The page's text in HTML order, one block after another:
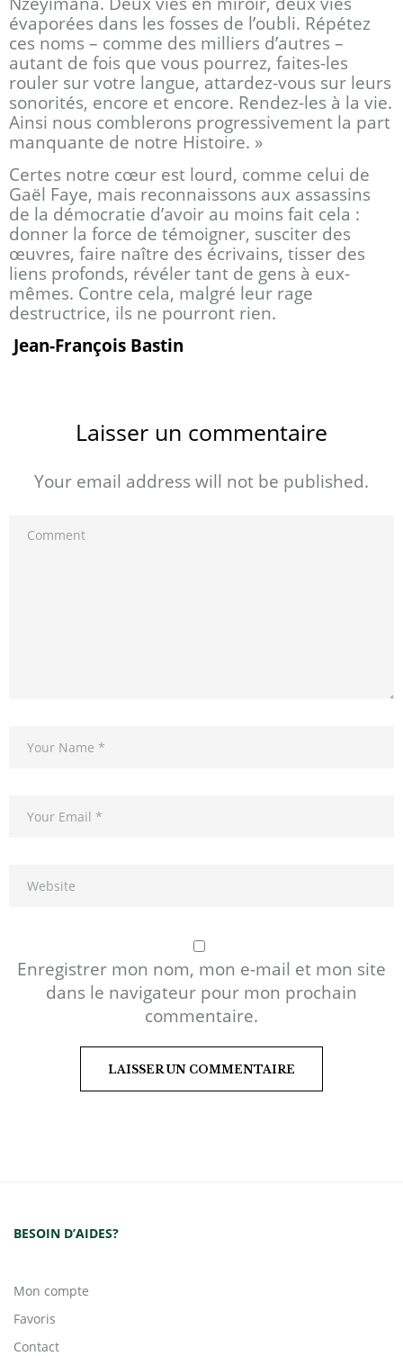
évaporées dans les fosses de l’oubli. Répétez
ces noms – comme des milliers d’autres –
autant de fois que vous pourrez, faites-les
rouler sur votre langue, attardez-vous sur leurs
sonorités, encore et encore. Rendez-les à la vie.
Ainsi nous comblerons progressivement la part
manquante de notre Histoire. »
Certes notre cœur est lourd, comme celui de
Gaël Faye, mais reconnaissons aux assassins
de la démocratie d’avoir au moins fait cela :
donner la force de témoigner, susciter des
œuvres, faire naître des écrivains, tisser des
liens profonds, révéler tant de gens à eux-
mêmes. Contre cela, malgré leur rage
destructrice, ils ne pourront rien.
Jean-François Bastin
Laisser un commentaire
Your email address will not be published.
Enregistrer mon nom, mon e-mail et mon site
dans le navigateur pour mon prochain
commentaire.
BESOIN D’AIDES?
Mon compte
Favoris
Contact